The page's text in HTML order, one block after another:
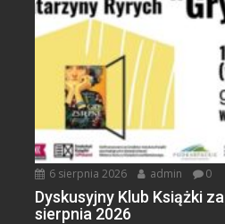
6 sierpnia 2026 admin 0
Dyskusyjny Klub Książki
sierpnia 2026